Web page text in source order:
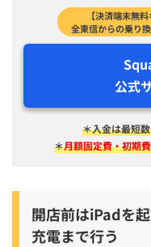
【決済端末無
全東信からの乗り
公式
＊入金は​最短​
＊月額固定費・初期
開店前はiPadを
充電まで行う